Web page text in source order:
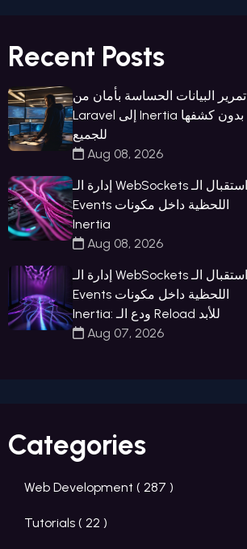
Recent Posts
تمرير البيانات الحساسة بأمان من
Laravel إلى Inertia بدون كشفها
للجميع
Aug 08, 2026
إدارة الـ WebSockets واستقبال الـ
Events اللحظية داخل مكونات
Inertia
Aug 08, 2026
إدارة الـ WebSockets واستقبال الـ
Events اللحظية داخل مكونات
Inertia: ودع الـ Reload للأبد
Aug 07, 2026
Categories
Web Development ( 287 )
Tutorials ( 22 )